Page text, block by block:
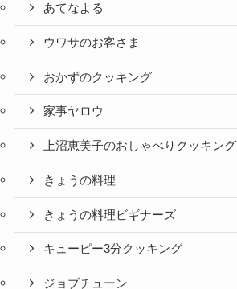
あてなよる
ウワサのお客さま
おかずのクッキング
家事ヤロウ
上沼恵美子のおしゃべりクッキング
きょうの料理
きょうの料理ビギナーズ
キューピー3分クッキング
ジョブチューン